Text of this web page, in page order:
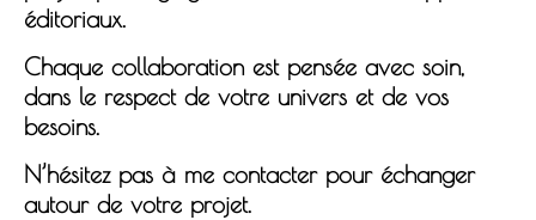
éditoriaux.
Chaque collaboration est pensée avec soin,
dans le respect de votre univers et de vos
besoins.
N’hésitez pas à me contacter pour échanger
autour de votre projet.